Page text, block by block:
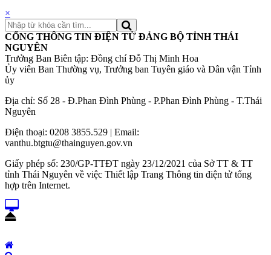
×
CỔNG THÔNG TIN ĐIỆN TỬ ĐẢNG BỘ TỈNH THÁI
NGUYÊN
Trưởng Ban Biên tập: Đồng chí Đỗ Thị Minh Hoa
Ủy viên Ban Thường vụ, Trưởng ban Tuyên giáo và Dân vận Tỉnh
ủy
Địa chỉ: Số 28 - Đ.Phan Đình Phùng - P.Phan Đình Phùng - T.Thái
Nguyên
Điện thoại: 0208 3855.529 | Email:
vanthu.btgtu@thainguyen.gov.vn
Giấy phép số: 230/GP-TTĐT ngày 23/12/2021 của Sở TT & TT
tỉnh Thái Nguyên về việc Thiết lập Trang Thông tin điện tử tổng
hợp trên Internet.